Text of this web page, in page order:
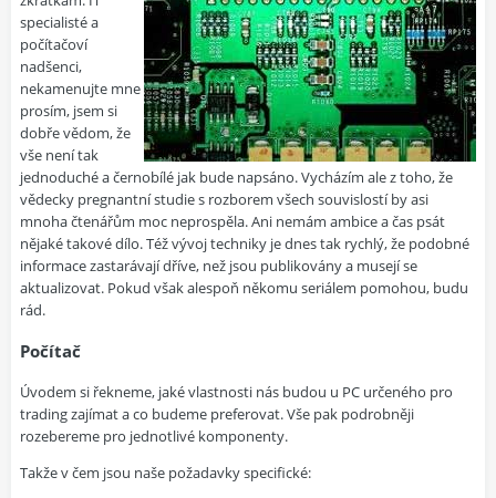
specialisté a
počítačoví
nadšenci,
nekamenujte mne
prosím, jsem si
dobře vědom, že
vše není tak
jednoduché a černobílé jak bude napsáno. Vycházím ale z toho, že
vědecky pregnantní studie s rozborem všech souvislostí by asi
mnoha čtenářům moc neprospěla. Ani nemám ambice a čas psát
nějaké takové dílo. Též vývoj techniky je dnes tak rychlý, že podobné
informace zastarávají dříve, než jsou publikovány a musejí se
aktualizovat. Pokud však alespoň někomu seriálem pomohou, budu
rád.
Počítač
Úvodem si řekneme, jaké vlastnosti nás budou u PC určeného pro
trading zajímat a co budeme preferovat. Vše pak podrobněji
rozebereme pro jednotlivé komponenty.
Takže v čem jsou naše požadavky specifické: